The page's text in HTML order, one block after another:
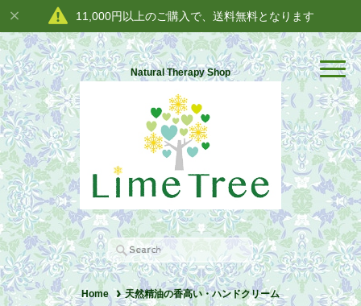
11,000円以上のご購入で、送料無料となります
Natural Therapy Shop
Home 天然精油の香高い・ハンドクリーム